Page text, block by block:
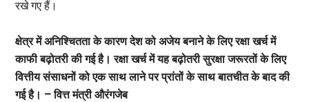
रखे गए हैं।
क्षेत्र में अनिश्चितता के कारण देश को अजेय बनाने के लिए रक्षा खर्च में
काफी बढ़ोतरी की गई है। रक्षा खर्च में यह बढ़ोतरी सुरक्षा जरूरतों के लिए
वित्तीय संसाधनों को एक साथ लाने पर प्रांतों के साथ बातचीत के बाद की
गई है। – वित्त मंत्री औरंगजेब